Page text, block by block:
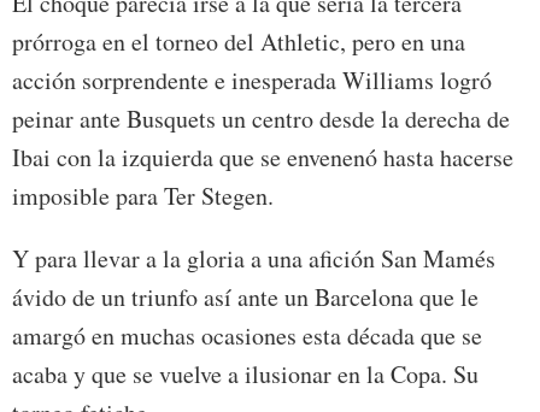
prórroga en el torneo del Athletic, pero en una
acción sorprendente e inesperada Williams logró
peinar ante Busquets un centro desde la derecha de
Ibai con la izquierda que se envenenó hasta hacerse
imposible para Ter Stegen.
Y para llevar a la gloria a una afición San Mamés
ávido de un triunfo así ante un Barcelona que le
amargó en muchas ocasiones esta década que se
acaba y que se vuelve a ilusionar en la Copa. Su